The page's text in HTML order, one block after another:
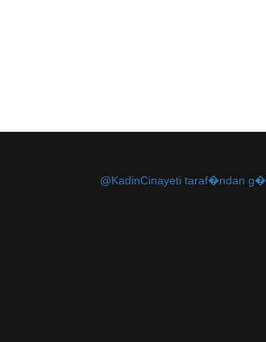
@KadinCinayeti taraf�ndan